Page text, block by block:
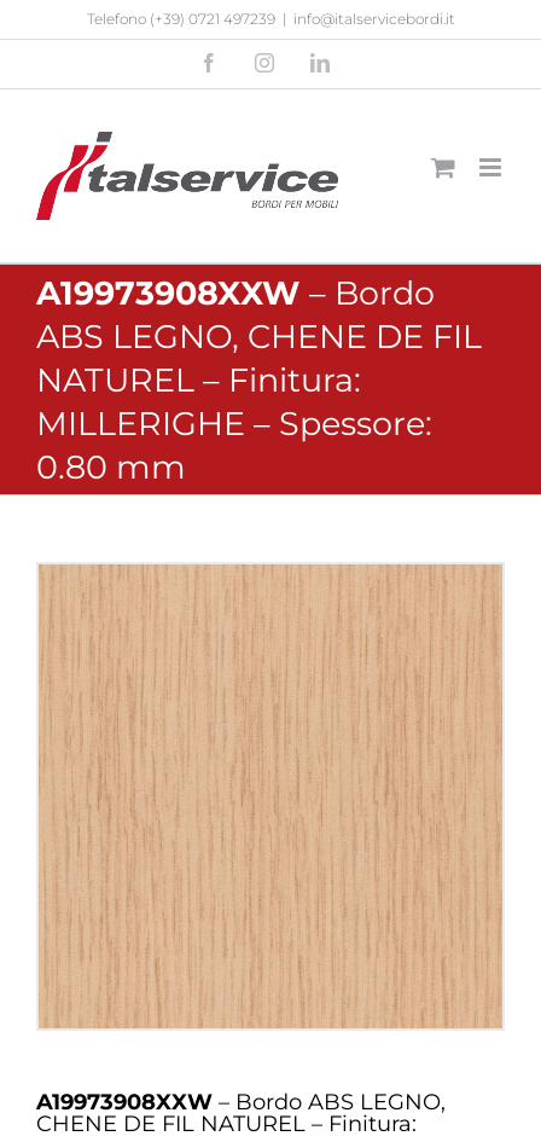
contenuto
Telefono (+39) 0721 497239 | info@italservicebordi.it
FacebookInstagramLinkedIn
A19973908XXW – Bordo
ABS LEGNO, CHENE DE FIL
NATUREL – Finitura:
MILLERIGHE – Spessore:
0.80 mm
A19973908XXW – Bordo ABS LEGNO,
CHENE DE FIL NATUREL – Finitura: